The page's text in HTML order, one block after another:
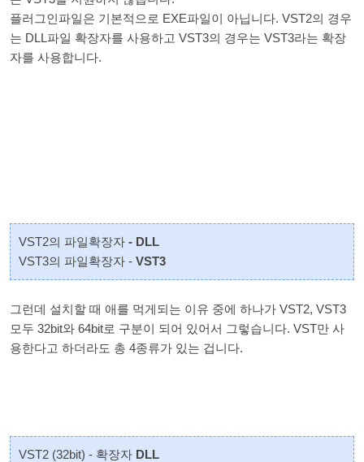
플러그인파일은 기본적으로 EXE파일이 아닙니다. VST2의 경우
는 DLL파일 확장자를 사용하고 VST3의 경우는 VST3라는 확장
자를 사용합니다.
VST2의 파일확장자 - DLL
VST3의 파일확장자 - VST3
그런데 설치할 때 애를 먹게되는 이유 중에 하나가 VST2, VST3
모두 32bit와 64bit로 구분이 되어 있어서 그렇습니다. VST만 사
용한다고 하더라도 총 4종류가 있는 겁니다.
VST2 (32bit) - 확장자 DLL